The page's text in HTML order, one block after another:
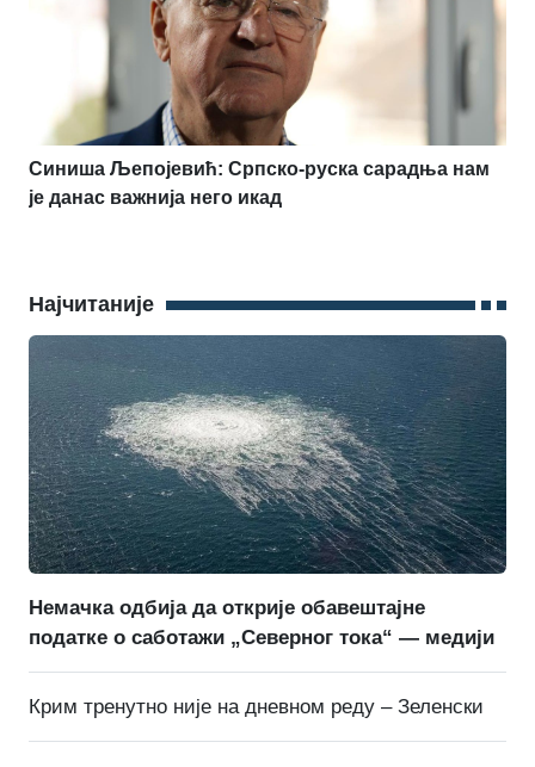
Синиша Љепојевић: Српско-руска сарадња нам
је данас важнија него икад
Најчитаније
Немачка одбија да открије обавештајне
податке о саботажи „Северног тока“ — медији
Крим тренутно није на дневном реду – Зеленски